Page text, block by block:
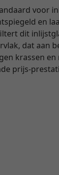
voor
en
dit
dat aan
krassen
prijs-